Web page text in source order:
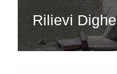
Rilievi Dighe